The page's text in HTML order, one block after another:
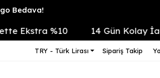
Bedava!
%10 14 Gün Kolay İade •
TRY - Türk Lirası Sipariş Takip